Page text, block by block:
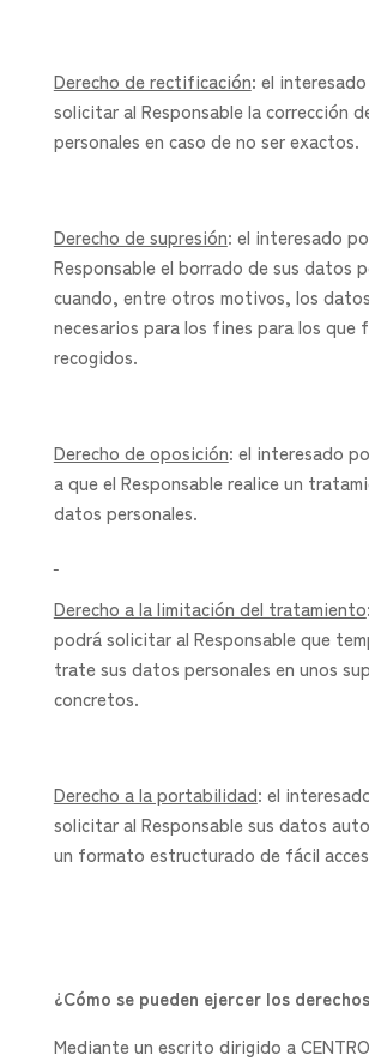
Derecho de rectificación: el
solicitar al Responsable la corrección
personales en caso de no ser exactos.
Derecho de supresión: el interesado
Responsable el borrado de sus datos
cuando, entre otros motivos, los
necesarios para los fines para los que
recogidos.
Derecho de oposición: el interesado
a que el Responsable realice un
datos personales.
Derecho a la limitación del tratamiento
podrá solicitar al Responsable que
trate sus datos personales en unos
concretos.
Derecho a la portabilidad: el
solicitar al Responsable sus datos
un formato estructurado de fácil
¿Cómo se pueden ejercer los
Mediante un escrito dirigido a CENTRO